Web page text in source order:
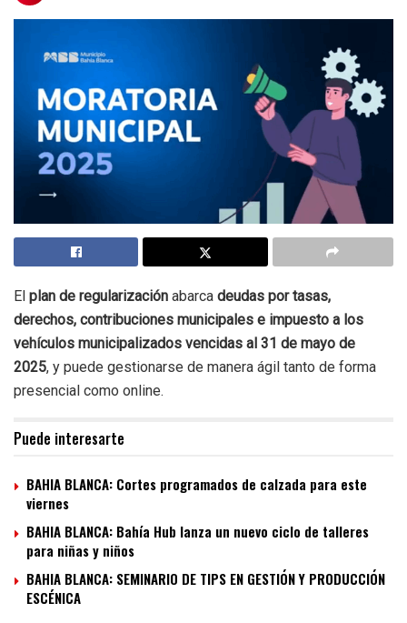
El plan de regularización abarca deudas por tasas,
derechos, contribuciones municipales e impuesto a los
vehículos municipalizados vencidas al 31 de mayo de
2025, y puede gestionarse de manera ágil tanto de forma
presencial como online.
Puede interesarte
BAHIA BLANCA: Cortes programados de calzada para este
viernes
BAHIA BLANCA: Bahía Hub lanza un nuevo ciclo de talleres
para niñas y niños
BAHIA BLANCA: SEMINARIO DE TIPS EN GESTIÓN Y PRODUCCIÓN
ESCÉNICA